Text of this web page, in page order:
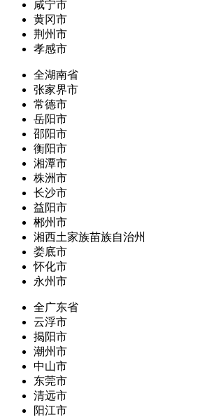
咸宁市
黄冈市
荆州市
孝感市
全湖南省
张家界市
常德市
岳阳市
邵阳市
衡阳市
湘潭市
株洲市
长沙市
益阳市
郴州市
湘西土家族苗族自治州
娄底市
怀化市
永州市
全广东省
云浮市
揭阳市
潮州市
中山市
东莞市
清远市
阳江市